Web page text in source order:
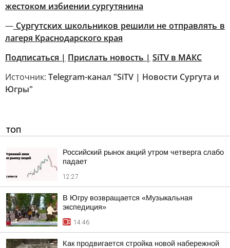
жестоком избиении сургутянина
— Сургутских школьников решили не отправлять в
лагеря Краснодарского края
Подписаться | Прислать новость | SiTV в МАКС
Источник: Telegram-канал "SiTV | Новости Сургута и
Югры"
ТОП
Российский рынок акций утром четверга слабо
падает
12:27
В Югру возвращается «Музыкальная
экспедиция»
14:46
Как продвигается стройка новой набережной